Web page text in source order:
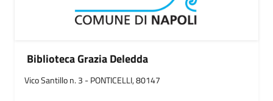
Biblioteca Grazia Deledda
Vico Santillo n. 3 - PONTICELLI, 80147